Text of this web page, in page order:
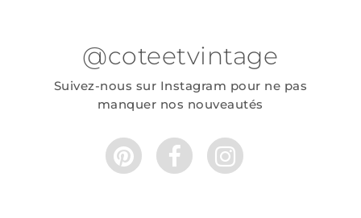
@coteetvintage
Suivez-nous sur Instagram pour ne pas
manquer nos nouveautés